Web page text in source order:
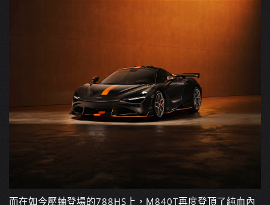
而在如今壓軸登場的788HS上，M840T再度登頂了純血內